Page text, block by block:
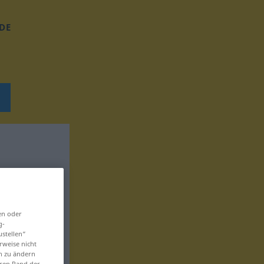
DE
oder
nicht
zu ändern